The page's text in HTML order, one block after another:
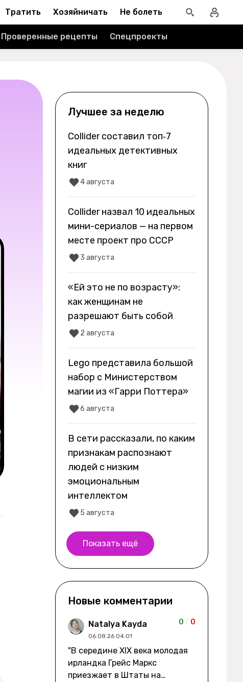
Тратить Хозяйничать Не болеть
Проверенные рецепты Спецпроекты
Лучшее за неделю
Collider составил топ‑7
идеальных детективных
книг
4 августа
Collider назвал 10 идеальных
мини-сериалов — на первом
месте проект про СССР
3 августа
«Ей это не по возрасту»:
как женщинам не
разрешают быть собой
2 августа
Lego представила большой
набор с Министерством
магии из «Гарри Поттера»
6 августа
В сети рассказали, по каким
признакам распознают
людей с низким
эмоциональным
интеллектом
5 августа
Показать ещё
Новые комментарии
Natalya Kayda
06.08.26 04:01
0 / 0
"В середине XIX века молодая
ирландка Грейс Маркс
приезжает в Штаты на